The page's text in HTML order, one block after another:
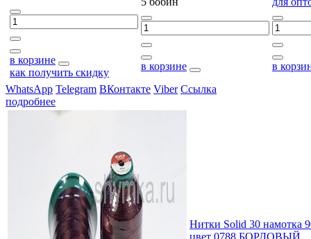
в корзине
как получить скидку
в корзине
в
WhatsApp Telegram ВКонтакте Viber Ссылка
подробнее
Нитки Solid 30 намотка
цвет 0788 БОРДОВЫЙ